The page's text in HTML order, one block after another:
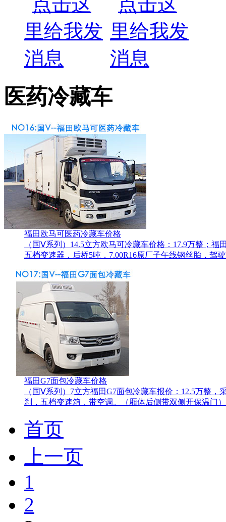
医药冷藏车
福田欧马可医药冷藏车价格
（国Ⅴ系列）14.5立方欧马可冷藏车价格：17.9万整；
五档变速器，后桥5吨，7.00R16原厂子午线钢丝胎，驾
福田G7面包冷藏车价格
（国Ⅴ系列）7立方福田G7面包冷藏车报价：12.5万整
刹，五档变速箱，带空调。（厢体后侧带双侧开保温门
首页
上一页
1
2